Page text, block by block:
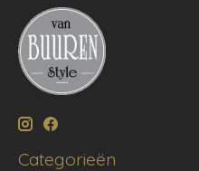
Categorieën